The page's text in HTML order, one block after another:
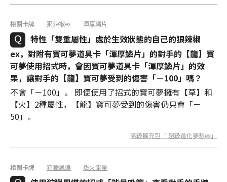
相關卡牌 狠辣椒ex 渾厚鱗片
特性「雙重屬性」處於生效狀態的自己的狠辣椒
ex，對附有寶可夢道具卡「渾厚鱗片」的對手的【龍】寶
可夢使用招式時，會因寶可夢道具卡「渾厚鱗片」的效
果，讓對手的【龍】寶可夢受到的傷害「－100」嗎？
不會「－100」。 即便使用了招式的寶可夢擁有【草】和
【火】2種屬性，【龍】寶可夢受到的傷害仍只會「－
50」。
高級擴充包「 超級進化夢想ex」
相關卡牌 狩獵鳳蝶 燃火能量